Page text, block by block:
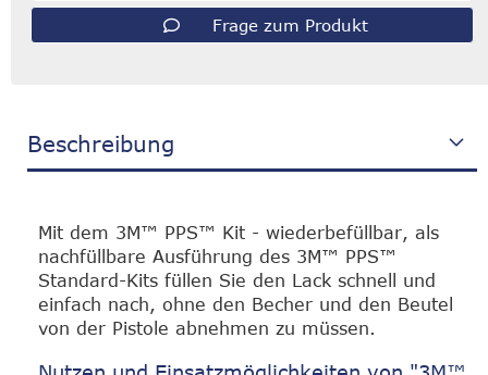
Frage zum Produkt
Beschreibung
Mit dem 3M™ PPS™ Kit - wiederbefüllbar, als
nachfüllbare Ausführung des 3M™ PPS™
Standard-Kits füllen Sie den Lack schnell und
einfach nach, ohne den Becher und den Beutel
von der Pistole abnehmen zu müssen.